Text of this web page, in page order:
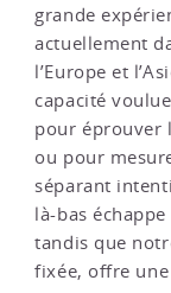
grande
actuellement
l’Europe et
capacité
pour éprouver
ou pour
séparant
là-bas
tandis que
fixée, offre